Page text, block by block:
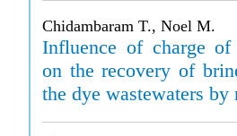
Chidambaram T., Noel M.
Influence of charge of
on the recovery of
the dye wastewaters